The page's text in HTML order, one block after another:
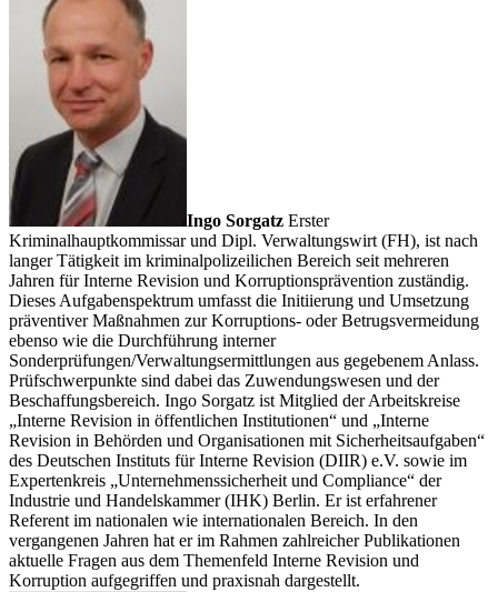
Ingo Sorgatz Erster
Kriminalhauptkommissar und Dipl. Verwaltungswirt (FH), ist nach
langer Tätigkeit im kriminalpolizeilichen Bereich seit mehreren
Jahren für Interne Revision und Korruptionsprävention zuständig.
Dieses Aufgabenspektrum umfasst die Initiierung und Umsetzung
präventiver Maßnahmen zur Korruptions- oder Betrugsvermeidung
ebenso wie die Durchführung interner
Sonderprüfungen/Verwaltungsermittlungen aus gegebenem Anlass.
Prüfschwerpunkte sind dabei das Zuwendungswesen und der
Beschaffungsbereich. Ingo Sorgatz ist Mitglied der Arbeitskreise
„Interne Revision in öffentlichen Institutionen“ und „Interne
Revision in Behörden und Organisationen mit Sicherheitsaufgaben“
des Deutschen Instituts für Interne Revision (DIIR) e.V. sowie im
Expertenkreis „Unternehmenssicherheit und Compliance“ der
Industrie und Handelskammer (IHK) Berlin. Er ist erfahrener
Referent im nationalen wie internationalen Bereich. In den
vergangenen Jahren hat er im Rahmen zahlreicher Publikationen
aktuelle Fragen aus dem Themenfeld Interne Revision und
Korruption aufgegriffen und praxisnah dargestellt.